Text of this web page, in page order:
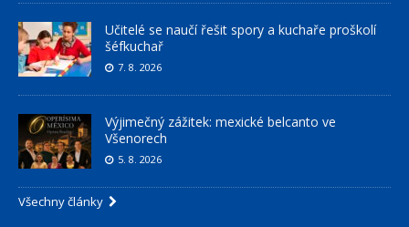
Učitelé se naučí řešit spory a kuchaře proškolí
šéfkuchař
7. 8. 2026
Výjimečný zážitek: mexické belcanto ve
Všenorech
5. 8. 2026
Všechny články